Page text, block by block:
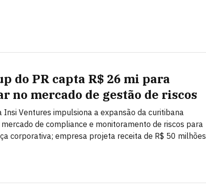
do PR capta R$ 26 mi para
no mercado de gestão de riscos
Insi Ventures impulsiona a expansão da curitibana
de compliance e monitoramento de riscos para
corporativa; empresa projeta receita de R$ 50 milhões